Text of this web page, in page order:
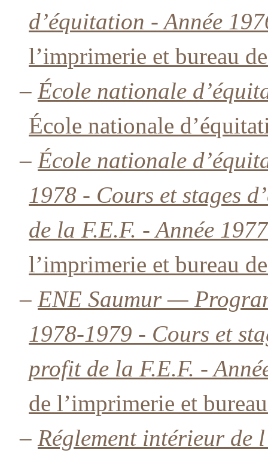
d’équitation - Année
l’imprimerie et bureau
– École nationale
École nationale
– École nationale
1978 - Cours et stages
de la F.E.F. - Année
l’imprimerie et bureau
– ENE Saumur —
1978-1979 - Cours et
profit de la F.E.F. -
de l’imprimerie et
– Réglement intérieur de